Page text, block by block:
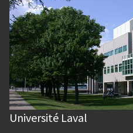
Université Laval